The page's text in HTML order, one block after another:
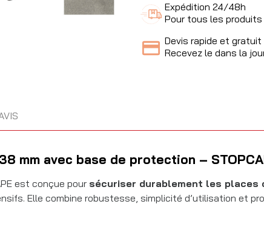
Expédition 24/48h
Pour tous les
Devis rapide et gratuit
Recevez le dans la
mm avec base de protection –
est conçue pour sécuriser durablement les places
Elle combine robustesse, simplicité d’utilisation et